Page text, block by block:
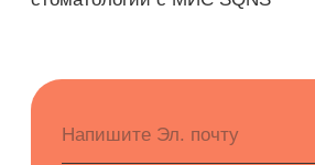
Возможности
Блог
Вебинары